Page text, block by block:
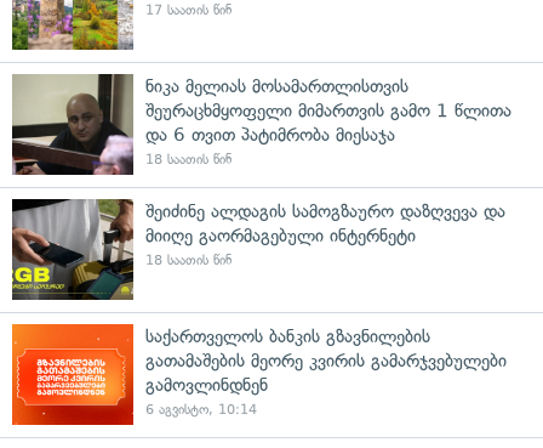
17 საათის წინ
ნიკა მელიას მოსამართლისთვის
შეურაცხმყოფელი მიმართვის გამო 1 წლითა
და 6 თვით პატიმრობა მიესაჯა
18 საათის წინ
შეიძინე ალდაგის სამოგზაურო დაზღვევა და
მიიღე გაორმაგებული ინტერნეტი
18 საათის წინ
საქართველოს ბანკის გზავნილების
გათამაშების მეორე კვირის გამარჯვებულები
გამოვლინდნენ
6 აგვისტო, 10:14